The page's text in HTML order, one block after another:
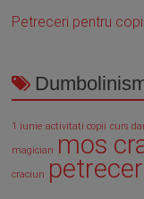
Petreceri pentru
1 iunie activitati copii curs
magician mos
craciun